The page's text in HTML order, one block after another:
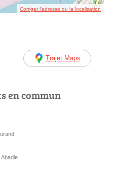
Corriger l’adresse ou la localisation
Trajet Maps
en commun